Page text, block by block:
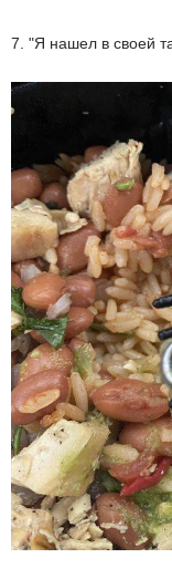
7. "Я нашел в своей